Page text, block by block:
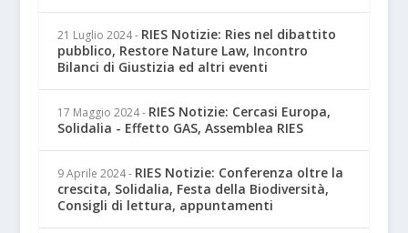
21 Luglio 2024 - RIES Notizie: Ries nel dibattito
pubblico, Restore Nature Law, Incontro
Bilanci di Giustizia ed altri eventi
17 Maggio 2024 - RIES Notizie: Cercasi Europa,
Solidalia - Effetto GAS, Assemblea RIES
9 Aprile 2024 - RIES Notizie: Conferenza oltre la
crescita, Solidalia, Festa della Biodiversità,
Consigli di lettura, appuntamenti